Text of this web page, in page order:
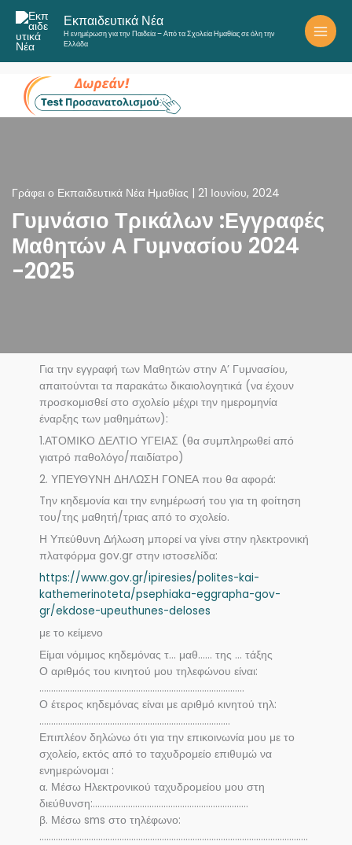
Μετάβαση
στο
περιεχόμενο
Εκπαιδευτικά Νέα
Η ενημέρωση για την Παιδεία – Από τα Σχολεία Ημαθίας σε όλη την
Ελλάδα
Γράφει ο Εκπαιδευτικά Νέα Ημαθίας 21 Ιουνίου, 2024
Γυμνάσιο Τρικάλων :Εγγραφές
Μαθητών Α Γυμνασίου 2024
-2025
Για την εγγραφή των Μαθητών στην Α’ Γυμνασίου,
απαιτούνται τα παρακάτω δικαιολογητικά (να έχουν
προσκομισθεί στο σχολείο μέχρι την ημερομηνία
έναρξης των μαθημάτων):
1.ΑΤΟΜΙΚΟ ΔΕΛΤΙΟ ΥΓΕΙΑΣ (θα συμπληρωθεί από
γιατρό παθολόγο/παιδίατρο)
2. ΥΠΕΥΘΥΝΗ ΔΗΛΩΣΗ ΓΟΝΕΑ που θα αφορά:
Tην κηδεμονία και την ενημέρωσή του για τη φοίτηση
του/της μαθητή/τριας από το σχολείο.
Η Υπεύθυνη Δήλωση μπορεί να γίνει στην ηλεκτρονική
πλατφόρμα gov.gr στην ιστοσελίδα:
https://www.gov.gr/ipiresies/polites-kai-
kathemerinoteta/psephiaka-eggrapha-gov-
gr/ekdose-upeuthunes-deloses
με το κείμενο
Είμαι νόμιμος κηδεμόνας τ… μαθ…… της … τάξης
Ο αριθμός του κινητού μου τηλεφώνου είναι:
……………………………………………………………………………
Ο έτερος κηδεμόνας είναι με αριθμό κινητού τηλ:
………………………………………………………………………
Επιπλέον δηλώνω ότι για την επικοινωνία μου με το
σχολείο, εκτός από το ταχυδρομείο επιθυμώ να
ενημερώνομαι :
α. Μέσω Ηλεκτρονικού ταχυδρομείου μου στη
διεύθυνση:…………………………………………………………
β. Μέσω sms στο τηλέφωνο:
……………………………………………………………………………………………………